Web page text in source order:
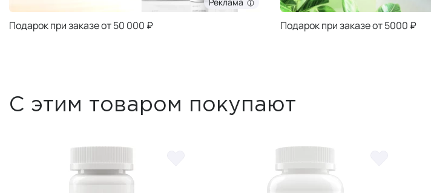
Подарок при заказе от 50 000 ₽ Подарок при заказе от 5000 ₽
С этим товаром покупают